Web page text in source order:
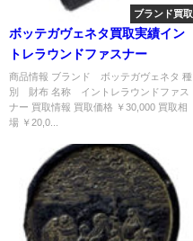
ブランド買取
ボッテガヴェネタ買取実績イン
トレラウンドファスナー
商品情報 ブランド ボッテガヴェネタ 種
別 財布 名称 イントレラウンドファス
ナー 買取情報 買取価格 ￥30,000 買取相
場 ￥20,0...